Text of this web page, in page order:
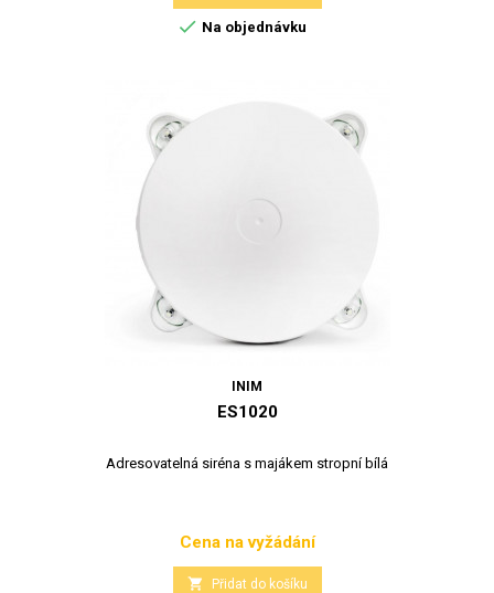
 Na objednávku
INIM
ES1020
Adresovatelná siréna s majákem stropní bílá
Cena
Cena na vyžádání
 Přidat do košíku